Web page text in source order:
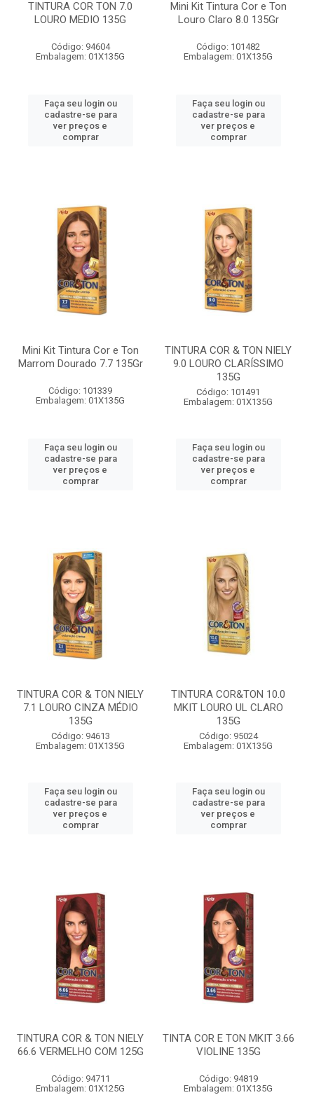
TINTURA COR TON 7.0
LOURO MEDIO 135G
Código: 94604
Embalagem: 01X135G
Faça seu login ou
cadastre-se para
ver preços e
comprar
Mini Kit Tintura Cor e Ton
Louro Claro 8.0 135Gr
Código: 101482
Embalagem: 01X135G
Faça seu login ou
cadastre-se para
ver preços e
comprar
Mini Kit Tintura Cor e Ton
Marrom Dourado 7.7 135Gr
Código: 101339
Embalagem: 01X135G
Faça seu login ou
cadastre-se para
ver preços e
comprar
TINTURA COR & TON NIELY
9.0 LOURO CLARÍSSIMO
135G
Código: 101491
Embalagem: 01X135G
Faça seu login ou
cadastre-se para
ver preços e
comprar
TINTURA COR & TON NIELY
7.1 LOURO CINZA MÉDIO
135G
Código: 94613
Embalagem: 01X135G
Faça seu login ou
cadastre-se para
ver preços e
comprar
TINTURA COR&TON 10.0
MKIT LOURO UL CLARO
135G
Código: 95024
Embalagem: 01X135G
Faça seu login ou
cadastre-se para
ver preços e
comprar
TINTURA COR & TON NIELY
66.6 VERMELHO COM 125G
Código: 94711
Embalagem: 01X125G
TINTA COR E TON MKIT 3.66
VIOLINE 135G
Código: 94819
Embalagem: 01X135G